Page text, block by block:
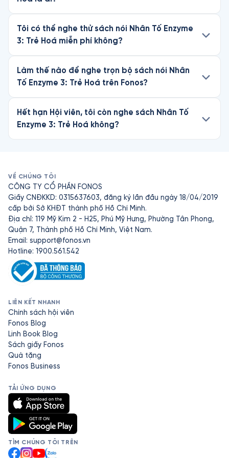
Tôi có thể nghe thử sách nói Nhân Tố Enzyme
3: Trẻ Hoá miễn phí không?
Làm thế nào để nghe trọn bộ sách nói Nhân
Tố Enzyme 3: Trẻ Hoá trên Fonos?
Hết hạn Hội viên, tôi còn nghe sách Nhân Tố
Enzyme 3: Trẻ Hoá không?
VỀ CHÚNG TÔI
CÔNG TY CỔ PHẦN FONOS
Giấy CNĐKKD: 0315637603, đăng ký lần đầu ngày 18/04/2019
cấp bởi Sở KHĐT thành phố Hồ Chí Minh.
Địa chỉ: 119 Mỹ Kim 2 - H25, Phú Mỹ Hưng, Phường Tân Phong,
Quận 7, Thành phố Hồ Chí Minh, Việt Nam.
Email: support@fonos.vn
Hotline: 1900.561.542
LIÊN KẾT NHANH
Chính sách hội viên
Fonos Blog
Linh Book Blog
Sách giấy Fonos
Quà tặng
Fonos Business
TẢI ỨNG DỤNG
TÌM CHÚNG TÔI TRÊN